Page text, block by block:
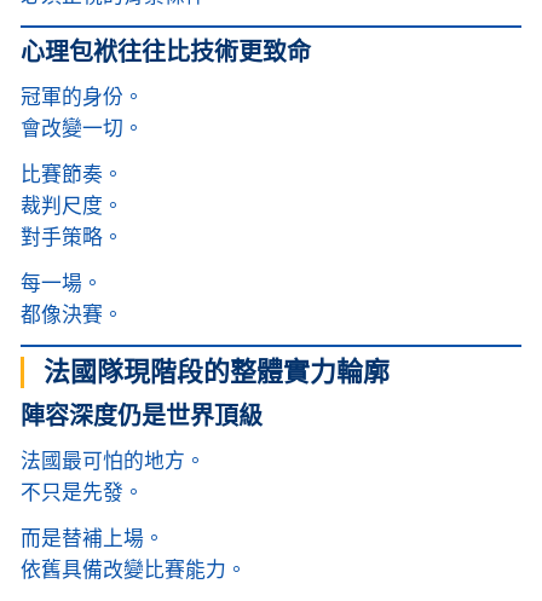
心理包袱往往比技術更致命
冠軍的身份。
會改變一切。
比賽節奏。
裁判尺度。
對手策略。
每一場。
都像決賽。
法國隊現階段的整體實力輪廓
陣容深度仍是世界頂級
法國最可怕的地方。
不只是先發。
而是替補上場。
依舊具備改變比賽能力。